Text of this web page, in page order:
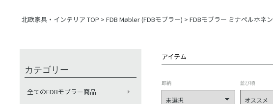
北欧家具・インテリア TOP > FDB Møbler (FDBモブラー) > FDBモブラー ミナペルホネン
カテゴリー
全てのFDBモブラー商品
アイテム
即納 並び順